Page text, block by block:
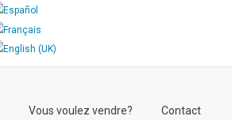
Vous voulez vendre? Contact